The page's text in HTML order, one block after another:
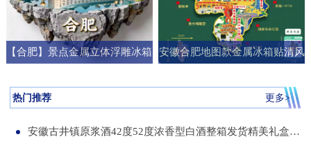
【合肥】景点金属立体浮雕冰箱 安徽合肥地图款金属冰箱贴清风
热门推荐 更多>
安徽古井镇原浆酒42度52度浓香型白酒整箱发货精美礼盒纯粮食白酒